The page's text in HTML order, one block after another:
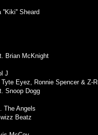
Sheard
Brian McKnight
J
Eyez, Ronnie Spencer & Z-
Snoop Dogg
The Angels
Beatz